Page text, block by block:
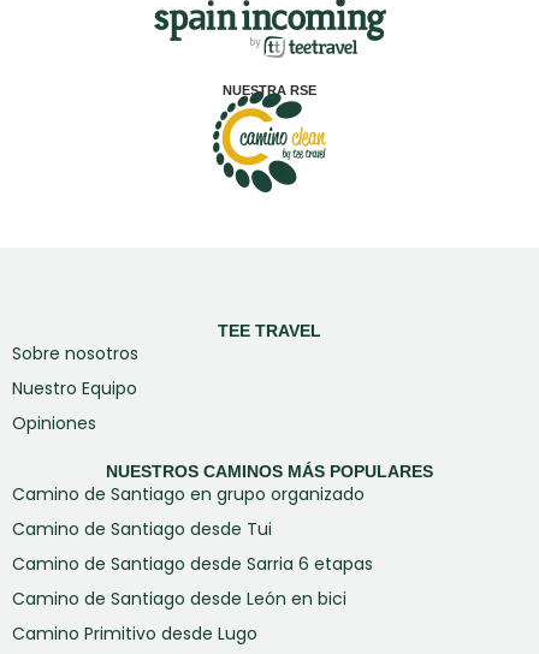
NUESTRA RSE
TEE TRAVEL
Sobre nosotros
Nuestro Equipo
Opiniones
NUESTROS CAMINOS MÁS POPULARES
Camino de Santiago en grupo organizado
Camino de Santiago desde Tui
Camino de Santiago desde Sarria 6 etapas
Camino de Santiago desde León en bici
Camino Primitivo desde Lugo